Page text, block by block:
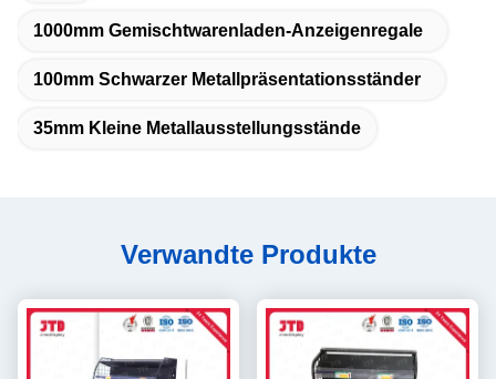
1000mm Gemischtwarenladen-Anzeigenregale
100mm Schwarzer Metallpräsentationsständer
35mm Kleine Metallausstellungsstände
Verwandte Produkte